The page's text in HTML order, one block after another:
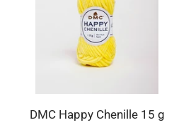
DMC Happy Chenille 15 g